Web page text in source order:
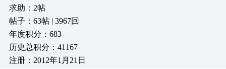
求助：2帖
帖子：63帖 | 3967回
年度积分：683
历史总积分：41167
注册：2012年1月21日